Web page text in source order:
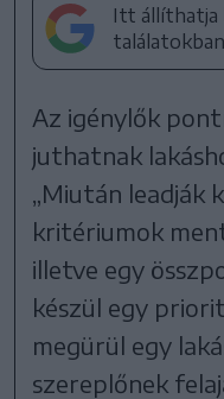
Itt állíthatja
Az igénylők
juthatnak
„Miután leadják
kritériumok
illetve egy
készül egy
megürül egy
szereplőnek